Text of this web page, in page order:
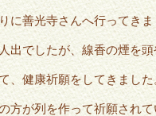
に善光寺さんへ行ってき
出でしたが、線香の煙を
、健康祈願をしてきました
方が列を作って祈願され